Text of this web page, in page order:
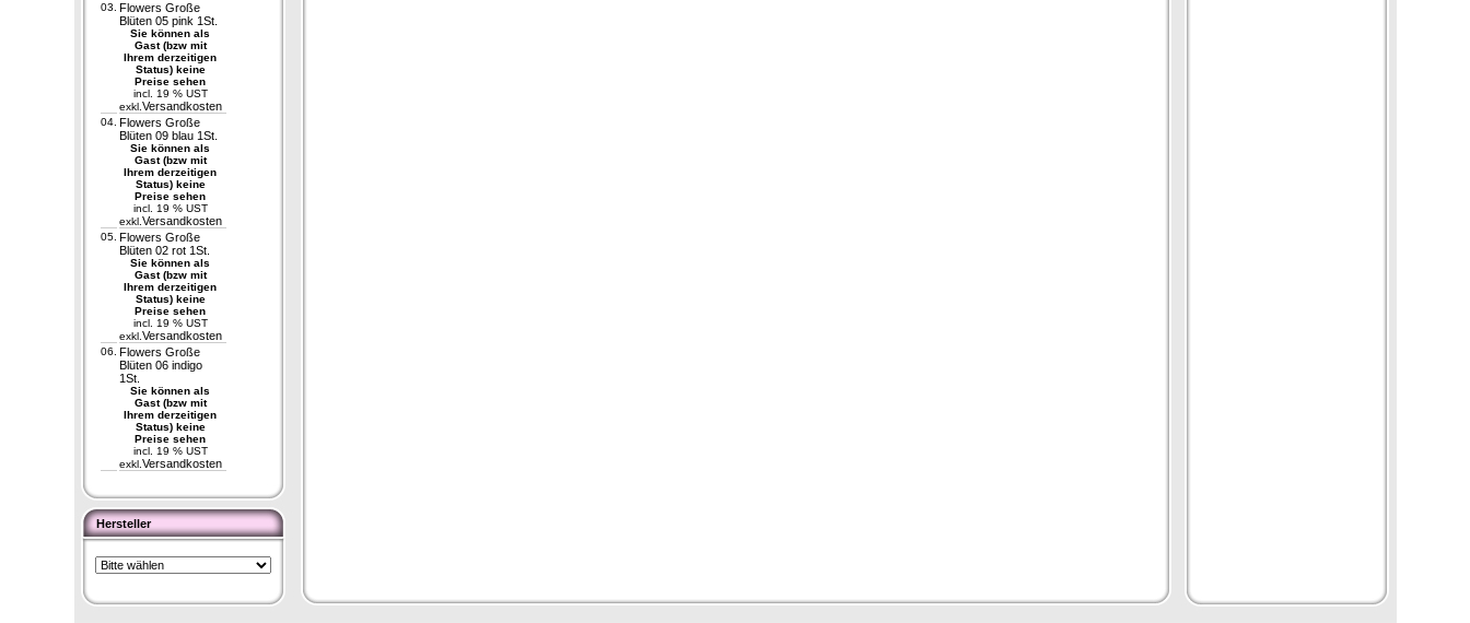
03. Flowers Große
Blüten 05 pink 1St.
Sie können als
Gast (bzw mit
Ihrem derzeitigen
Status) keine
Preise sehen
incl. 19 % UST
exkl. Versandkosten
04. Flowers Große
Blüten 09 blau 1St.
Sie können als
Gast (bzw mit
Ihrem derzeitigen
Status) keine
Preise sehen
incl. 19 % UST
exkl. Versandkosten
05. Flowers Große
Blüten 02 rot 1St.
Sie können als
Gast (bzw mit
Ihrem derzeitigen
Status) keine
Preise sehen
incl. 19 % UST
exkl. Versandkosten
06. Flowers Große
Blüten 06 indigo
1St.
Sie können als
Gast (bzw mit
Ihrem derzeitigen
Status) keine
Preise sehen
incl. 19 % UST
exkl. Versandkosten
Hersteller